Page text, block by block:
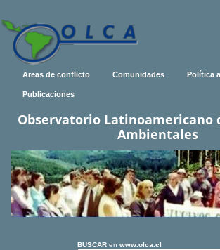
Areas de conflicto Comunidades Política
Publicaciones
Observatorio Latinoamericano
Ambientales
BUSCAR en www.olca.cl